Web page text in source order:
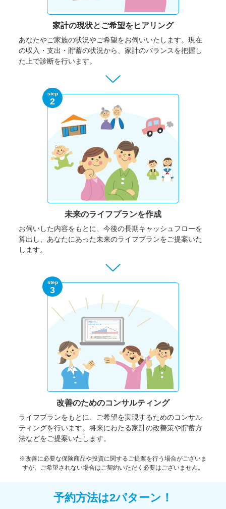
家計の現状と ご希望をヒアリング
あなたやご家族の状況やご希望をお伺いいたします。 現在
の収入・支出・貯蓄の状況から、家計のバランスを把握し
た上で診断を行います。
step
2
未来のライフプランを作成
お伺いした内容をもとに、今後の長期キャッシュフローを
算出し、あなたにあった未来のライフプランをご提案いた
します。
step
3
改善のためのコンサルティング
ライフプランをもとに、ご希望を実現するためのコンサル
ティングを行います。将来にわたる家計の改善策や貯蓄方
法などをご提案いたします。
※改善に必要な保険商品や投資に関するご提案を行う場合がございま
すが、ご希望されない場合はご契約いただく必要はございません。
予約方法は2パターン！